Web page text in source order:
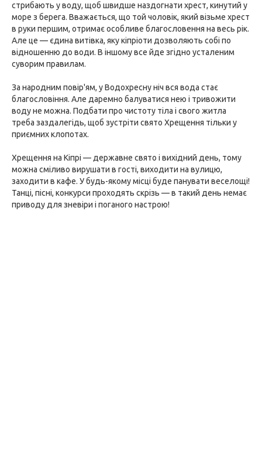
стрибають у воду, щоб швидше наздогнати хрест, кинутий у
море з берега. Вважається, що той чоловік, який візьме хрест
в руки першим, отримає особливе благословення на весь рік.
Але це — єдина витівка, яку кіпріоти дозволяють собі по
відношенню до води. В іншому все йде згідно усталеним
суворим правилам.
За народним повір'ям, у Водохресну ніч вся вода стає
благословіння. Але даремно балуватися нею і тривожити
воду не можна. Подбати про чистоту тіла і свого житла
треба заздалегідь, щоб зустріти свято Хрещення тільки у
приємних клопотах.
Хрещення на Кіпрі — державне свято і вихідний день, тому
можна сміливо вирушати в гості, виходити на вулицю,
заходити в кафе. У будь-якому місці буде панувати веселощі!
Танці, пісні, конкурси проходять скрізь — в такий день немає
приводу для зневіри і поганого настрою!